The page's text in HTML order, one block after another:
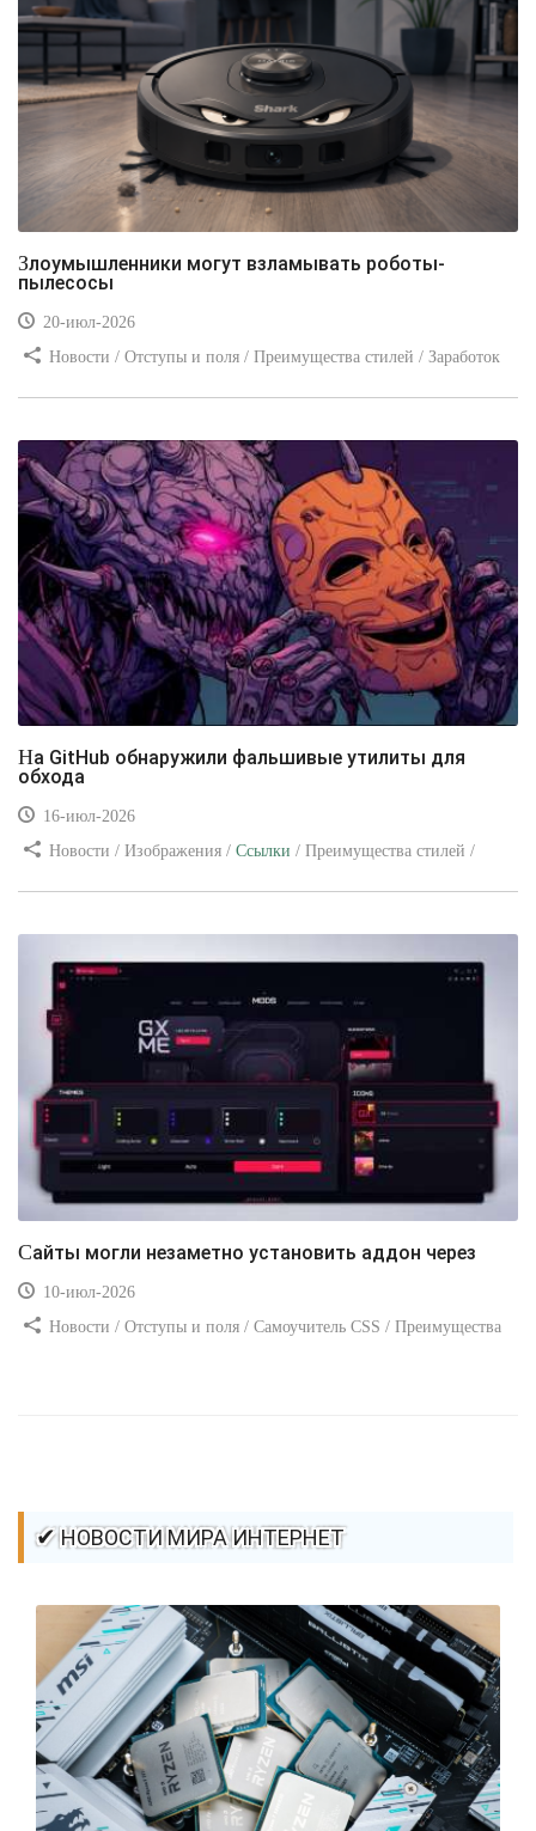
Злоумышленники могут взламывать роботы-
пылесосы
20-июл-2026
Новости / Отступы и поля / Преимущества стилей / Заработок
На GitHub обнаружили фальшивые утилиты для
обхода
16-июл-2026
Новости / Изображения / Ссылки / Преимущества стилей /
Сайты могли незаметно установить аддон через
10-июл-2026
Новости / Отступы и поля / Самоучитель CSS / Преимущества
✔ НОВОСТИ МИРА ИНТЕРНЕТ